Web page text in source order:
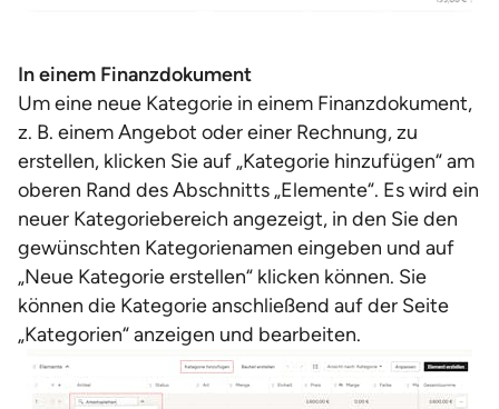
In einem Finanzdokument
Um eine neue Kategorie in einem Finanzdokument,
z. B. einem Angebot oder einer Rechnung, zu
erstellen, klicken Sie auf „Kategorie hinzufügen“ am
oberen Rand des Abschnitts „Elemente“. Es wird ein
neuer Kategoriebereich angezeigt, in den Sie den
gewünschten Kategorienamen eingeben und auf
„Neue Kategorie erstellen“ klicken können. Sie
können die Kategorie anschließend auf der Seite
„Kategorien“ anzeigen und bearbeiten.